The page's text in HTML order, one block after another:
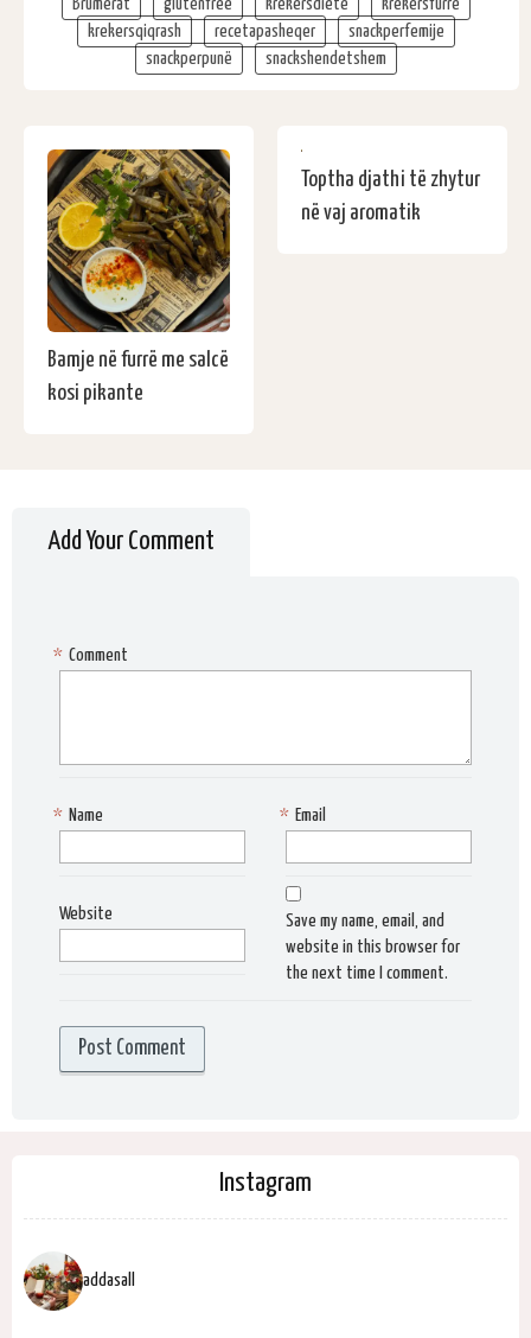
Brumërat glutenfree krekersdiete
krekersfurre
krekersqiqrash
recetapasheqer
snackperfemije
snackperpunë
snackshendetshem
Bamje në furrë me salcë
kosi pikante
Toptha djathi të zhytur
në vaj aromatik
Add Your Comment
Comment
*
Name
* Email
*
Website
Save my name, email, and
website in this browser for
the next time I comment.
Instagram
addasall